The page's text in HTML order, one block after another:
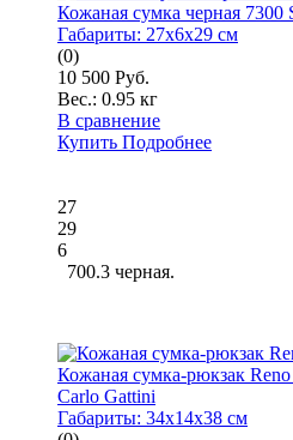
Кожаная сумка черная 7300
Габариты: 27x6x29 см
(0)
10 500 Руб.
Вес.: 0.95 кг
В сравнение
Купить Подробнее
27
29
6
700.3 черная.
Кожаная сумка-рюкзак
Carlo Gattini
Габариты: 34x14x38 см